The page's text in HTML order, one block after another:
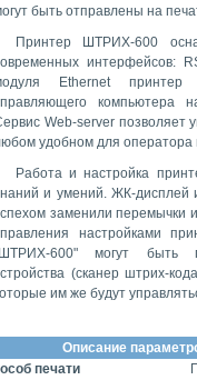
быть отправлены на
Принтер ШТРИХ-600
интерфейсов:
Ethernet
компьютера
Web-server позволяет
удобном для оператора
Работа и настройка
и умений. ЖК-дисплей
заменили перемычки
настройками
600" могут быть
(сканер штрих-
им же будут
Описание
печати